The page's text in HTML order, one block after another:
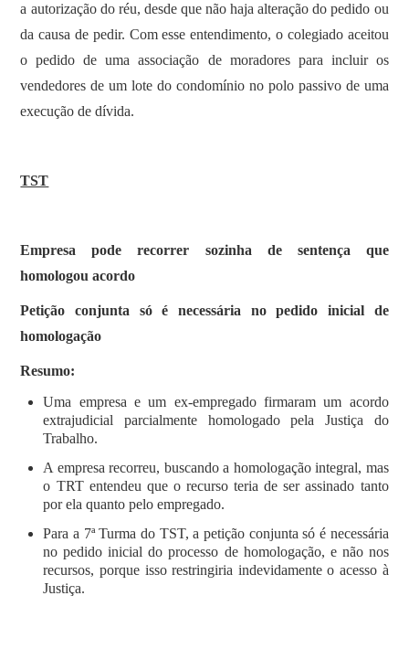
a autorização do réu, desde que não haja alteração do pedido ou
da causa de pedir. Com esse entendimento, o colegiado aceitou
o pedido de uma associação de moradores para incluir os
vendedores de um lote do condomínio no polo passivo de uma
execução de dívida.
TST
Empresa pode recorrer sozinha de sentença que
homologou acordo
Petição conjunta só é necessária no pedido inicial de
homologação
Resumo:
Uma empresa e um ex-empregado firmaram um acordo
extrajudicial parcialmente homologado pela Justiça do
Trabalho.
A empresa recorreu, buscando a homologação integral, mas
o TRT entendeu que o recurso teria de ser assinado tanto
por ela quanto pelo empregado.
Para a 7ª Turma do TST, a petição conjunta só é necessária
no pedido inicial do processo de homologação, e não nos
recursos, porque isso restringiria indevidamente o acesso à
Justiça.